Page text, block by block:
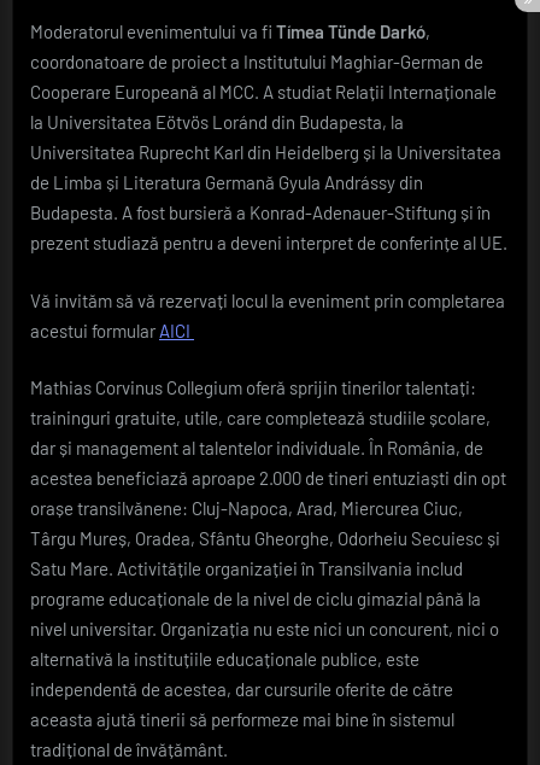
Moderatorul evenimentului va fi Tímea Tünde Darkó,
coordonatoare de proiect a Institutului Maghiar-German de
Cooperare Europeană al MCC. A studiat Relații Internaționale
la Universitatea Eötvös Loránd din Budapesta, la
Universitatea Ruprecht Karl din Heidelberg și la Universitatea
de Limba și Literatura Germană Gyula Andrássy din
Budapesta. A fost bursieră a Konrad-Adenauer-Stiftung și în
prezent studiază pentru a deveni interpret de conferințe al UE.
Vă invităm să vă rezervați locul la eveniment prin completarea
acestui formular AICI
Mathias Corvinus Collegium oferă sprijin tinerilor talentați:
traininguri gratuite, utile, care completează studiile școlare,
dar și management al talentelor individuale. În România, de
acestea beneficiază aproape 2.000 de tineri entuziaști din opt
orașe transilvănene: Cluj-Napoca, Arad, Miercurea Ciuc,
Târgu Mureș, Oradea, Sfântu Gheorghe, Odorheiu Secuiesc și
Satu Mare. Activitățile organizației în Transilvania includ
programe educaționale de la nivel de ciclu gimazial până la
nivel universitar. Organizația nu este nici un concurent, nici o
alternativă la instituțiile educaționale publice, este
independentă de acestea, dar cursurile oferite de către
aceasta ajută tinerii să performeze mai bine în sistemul
tradițional de învățământ.